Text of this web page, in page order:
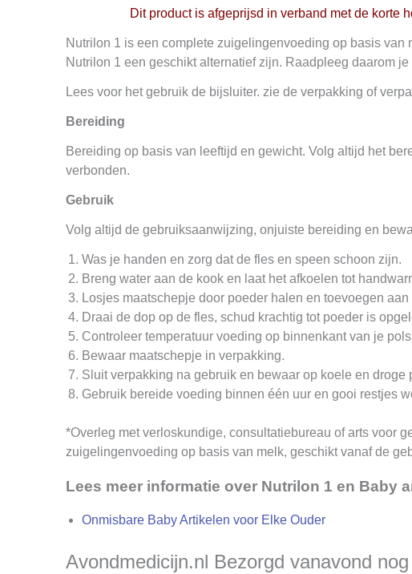
Dit product is afgeprijsd in verband met de korte
Nutrilon 1 is een complete zuigelingenvoeding op basis
Nutrilon 1 een geschikt alternatief zijn. Raadpleeg daarom
Lees voor het gebruik de bijsluiter. zie de verpakking of
Bereiding
Bereiding op basis van leeftijd en gewicht. Volg altijd het
verbonden.
Gebruik
Volg altijd de gebruiksaanwijzing, onjuiste bereiding en
Was je handen en zorg dat de fles en speen schoon zijn.
Breng water aan de kook en laat het afkoelen tot
Losjes maatschepje door poeder halen en toevoegen
Draai de dop op de fles, schud krachtig tot poeder is
Controleer temperatuur voeding op binnenkant van je
Bewaar maatschepje in verpakking.
Sluit verpakking na gebruik en bewaar op koele en
Gebruik bereide voeding binnen één uur en gooi restjes
*Overleg met verloskundige, consultatiebureau of arts voor
zuigelingenvoeding op basis van melk, geschikt vanaf de
Lees meer informatie over Nutrilon 1 en Baby
Onmisbare Baby Artikelen voor Elke Ouder
Avondmedicijn.nl Bezorgd vanavond